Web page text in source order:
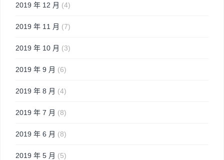
2019 年 12 月 (4)
2019 年 11 月 (7)
2019 年 10 月 (3)
2019 年 9 月 (6)
2019 年 8 月 (4)
2019 年 7 月 (8)
2019 年 6 月 (8)
2019 年 5 月 (5)